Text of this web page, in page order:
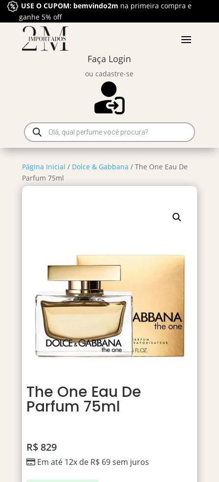
USE O CUPOM: bemvindo2m na primeira compra e
ganhe 5% off
Faça Login
ou cadastre-se
Pesquisar
produtos
Página Inicial / Dolce & Gabbana / The One Eau De
Parfum 75ml
The One Eau De
Parfum 75ml
R$829
Em até 12x de R$ 69sem juros